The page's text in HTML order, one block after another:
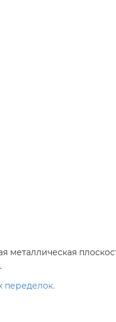
металлическая
переделок.